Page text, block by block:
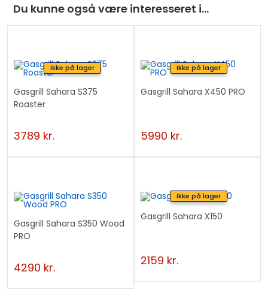
Du kunne også være interesseret i…
Ikke på lager
Gasgrill Sahara S375
Roaster
3789 kr.
Ikke på lager
Gasgrill Sahara X450 PRO
5990 kr.
Gasgrill Sahara S350 Wood
PRO
4290 kr.
Ikke på lager
Gasgrill Sahara X150
2159 kr.